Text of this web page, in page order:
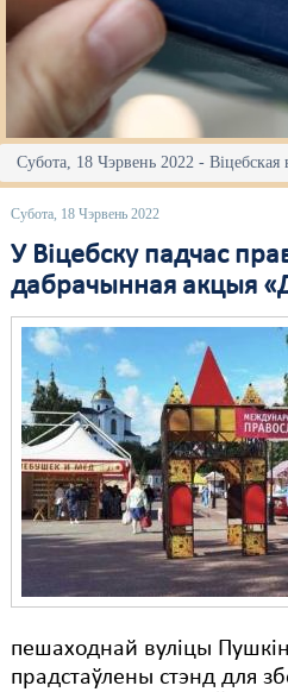
Субота, 18 Чэрвень 2022 - Віцебская
Субота, 18 Чэрвень 2022
У Віцебску падчас
дабрачынная акцыя
пешаходнай вуліцы
прадстаўлены стэнд для